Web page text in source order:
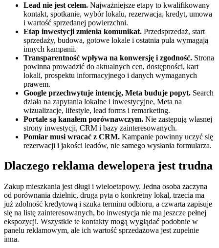
Lead nie jest celem. Najważniejsze etapy to kwalifikowany
kontakt, spotkanie, wybór lokalu, rezerwacja, kredyt, umowa
i wartość sprzedanej powierzchni.
Etap inwestycji zmienia komunikat. Przedsprzedaż, start
sprzedaży, budowa, gotowe lokale i ostatnia pula wymagają
innych kampanii.
Transparentność wpływa na konwersję i zgodność. Strona
powinna prowadzić do aktualnych cen, dostępności, kart
lokali, prospektu informacyjnego i danych wymaganych
prawem.
Google przechwytuje intencję, Meta buduje popyt. Search
działa na zapytania lokalne i inwestycyjne, Meta na
wizualizacje, lifestyle, lead forms i remarketing.
Portale są kanałem porównawczym. Nie zastępują własnej
strony inwestycji, CRM i bazy zainteresowanych.
Pomiar musi wracać z CRM. Kampanie powinny uczyć się
rezerwacji i jakości leadów, nie samego wysłania formularza.
Dlaczego reklama dewelopera jest trudna
Zakup mieszkania jest długi i wieloetapowy. Jedna osoba zaczyna
od porównania dzielnic, druga pyta o konkretny lokal, trzecia ma
już zdolność kredytową i szuka terminu odbioru, a czwarta zapisuje
się na listę zainteresowanych, bo inwestycja nie ma jeszcze pełnej
ekspozycji. Wszystkie te kontakty mogą wyglądać podobnie w
panelu reklamowym, ale ich wartość sprzedażowa jest zupełnie
inna.